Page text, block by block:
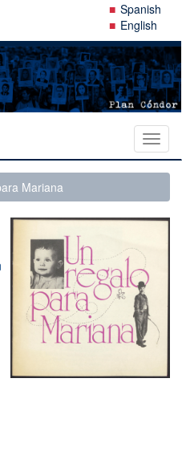
Spanish
English
Mariana